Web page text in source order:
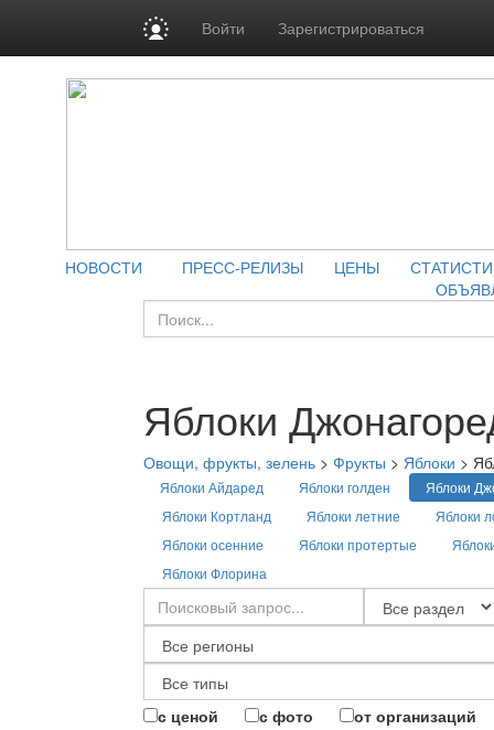
Войти Зарегистрироваться
НОВОСТИ ПРЕСС-РЕЛИЗЫ ЦЕНЫ
Яблоки
Овощи, фрукты, зелень > Фрукты > Яблоки >
Яблоки Айдаред Яблоки голден
Яблоки
Яблоки Кортланд
Яблоки летние
Яблоки
Яблоки осенние
Яблоки протертые
Яблоки Флорина
с ценой с фото от организаций